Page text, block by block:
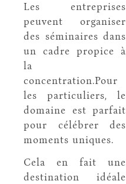
Les entreprises
peuvent organiser
des séminaires dans
un cadre propice à
la
concentration.Pour
les particuliers, le
domaine est parfait
pour célébrer des
moments uniques.
Cela en fait une
destination idéale